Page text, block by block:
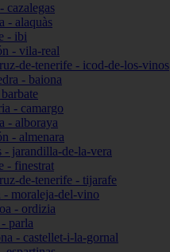
cazalegas
- alaquàs
- ibi
- vila-real
de-tenerife - icod-de-los-vinos
- baiona
- camargo
- alboraya
- almenara
- jarandilla-de-la-vera
- finestrat
de-tenerife - tijarafe
- moraleja-del-vino
- ordizia
parla
- castellet-i-la-gornal